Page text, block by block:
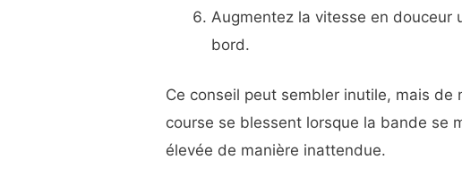
Augmentez la vitesse en douceur
bord.
Ce conseil peut sembler inutile, mais
course se blessent lorsque la bande se
élevée de manière inattendue.